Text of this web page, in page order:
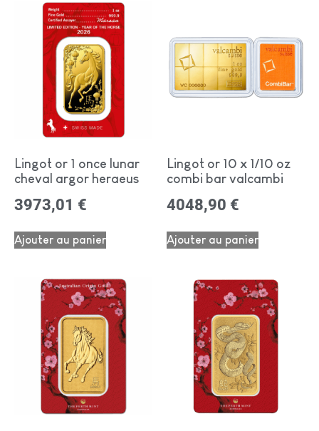
Lingot or 1 once lunar
cheval argor heraeus
3973,01 €
Ajouter au panier
Lingot or 10 x 1/10 oz
combi bar valcambi
4048,90 €
Ajouter au panier